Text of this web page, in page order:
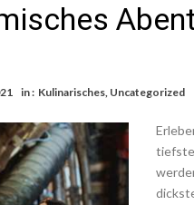
in : Kulinarisches, Uncategorized